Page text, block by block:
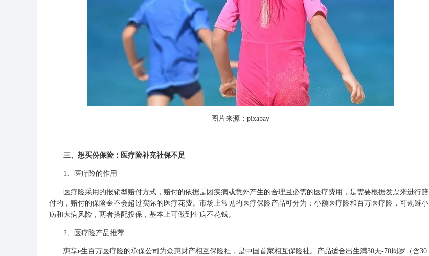
图片来源：pixabay
三、想买份保险：医疗险补充社保不足
1、医疗险的作用
医疗险采用的报销型赔付方式，赔付的依据是因疾病或意外产生的合理且必需的医疗费用，是需要根据发票来进行赔
付的，赔付的保险金不会超过实际的医疗花费。市场上常见的医疗保险产品可分为：小额医疗险和百万医疗险，可规避小
病和大病风险，两者搭配投保，基本上可做到生病不花钱。
2、医疗险产品推荐
惠享e生百万医疗险的承保公司为众惠财产相互保险社，是中国首家相互保险社。产品适合出生满30天-70周岁（含30